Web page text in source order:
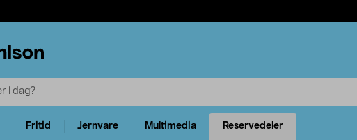
Fritid Jernvare Multimedia Reservedeler